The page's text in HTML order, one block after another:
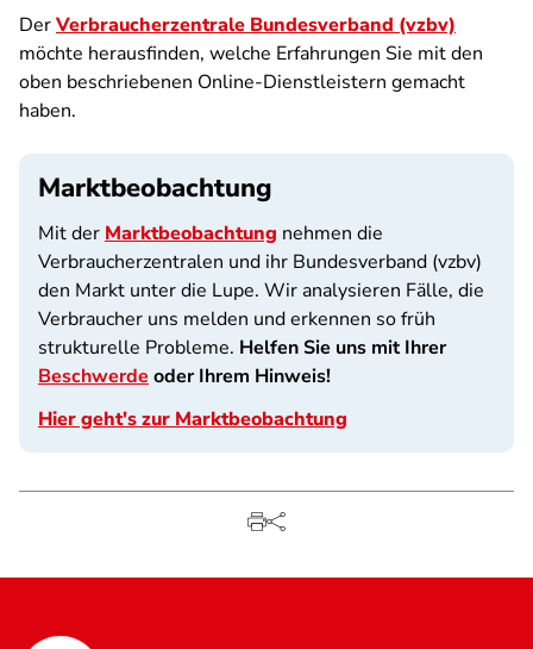
DerVerbraucherzentrale Bundesverband (vzbv)
möchte herausfinden, welche Erfahrungen Sie mit den
oben beschriebenen Online-Dienstleistern gemacht
haben.
Marktbeobachtung
Mit der Marktbeobachtung nehmen die
Verbraucherzentralen und ihr Bundesverband (vzbv)
den Markt unter die Lupe. Wir analysieren Fälle, die
Verbraucher uns melden und erkennen so früh
strukturelle Probleme. Helfen Sie uns mit Ihrer
Beschwerde oder Ihrem Hinweis!
Hier geht's zur Marktbeobachtung